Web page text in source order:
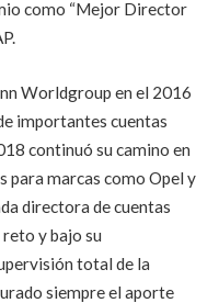
como “Mejor Director
Worldgroup en el 2016
importantes cuentas
continuó su camino en
para marcas como Opel y
directora de cuentas
y bajo su
total de la
siempre el aporte